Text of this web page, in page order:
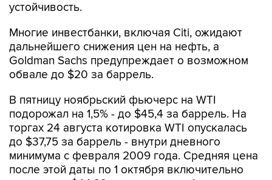
Многие инвестбанки, включая Citi, ожидают
Goldman Sachs предупреждает о возможном
обвале до $20 за баррель.
В пятницу ноябрьский фьючерс на WTI
торгах 24 августа котировка WTI опускалась
до $37,75 за баррель - внутри дневного
минимума с февраля 2009 года. Средняя цена
после этой даты по 1 октября включительно
составляет $44,99, с начала сентября она не
падала ниже $44 за баррель.